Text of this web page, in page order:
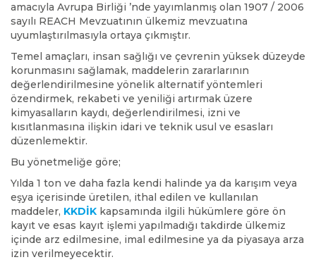
amacıyla Avrupa Birliği ’nde yayımlanmış olan 1907 / 2006
sayılı REACH Mevzuatının ülkemiz mevzuatına
uyumlaştırılmasıyla ortaya çıkmıştır.
Temel amaçları, insan sağlığı ve çevrenin yüksek düzeyde
korunmasını sağlamak, maddelerin zararlarının
değerlendirilmesine yönelik alternatif yöntemleri
özendirmek, rekabeti ve yeniliği artırmak üzere
kimyasalların kaydı, değerlendirilmesi, izni ve
kısıtlanmasına ilişkin idari ve teknik usul ve esasları
düzenlemektir.
Bu yönetmeliğe göre;
Yılda 1 ton ve daha fazla kendi halinde ya da karışım veya
eşya içerisinde üretilen, ithal edilen ve kullanılan
maddeler, KKDİK kapsamında ilgili hükümlere göre ön
kayıt ve esas kayıt işlemi yapılmadığı takdirde ülkemiz
içinde arz edilmesine, imal edilmesine ya da piyasaya arza
izin verilmeyecektir.